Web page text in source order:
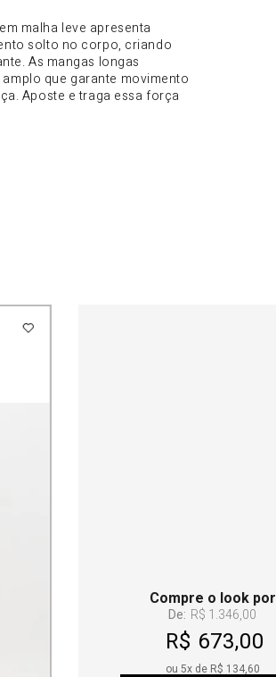
malha leve apresenta
solto no corpo, criando
As mangas longas
que garante movimento
Aposte e traga essa força
Compre o look por
De: R$ 1.346,00
R$ 673,00
ou 5x de R$ 134,60